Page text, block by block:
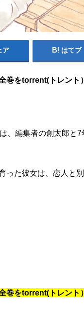
ア はてブ
巻をtorrent(トレント
、編集者の創太郎と
った彼女は、恋人と
巻をtorrent(トレント